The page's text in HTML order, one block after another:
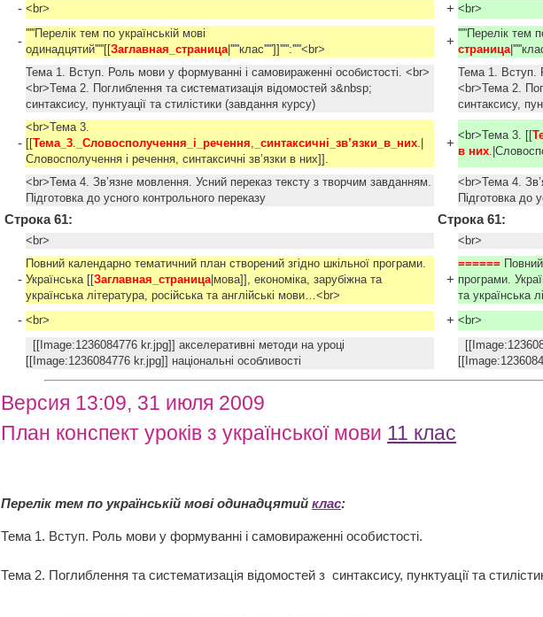
- <br> + <br>
- '''''Перелік тем по українській мові
одинадцятий'''''[[ Заглавная_страница|'''''клас''''']]''''':'''''<br>
+ '''''Перелік тем
страница
Тема 1. Вступ. Роль мови у формуванні і самовираженні особистості. <br>
<br>Тема 2. Поглиблення та систематизація відомостей з&nbsp;
синтаксису, пунктуації та стилістики (завдання курсу)
Тема 1. Вступ.
<br>Тема 2.
синтаксису,
-
<br>Тема 3.
Тема_3. _Словосполучення_і_речення, _синтаксичні_зв’язки_в_них.|
Словосполучення і речення, синтаксичні зв’язки в них]].
+ <br>Тема 3. [[
в них
<br>Тема 4. Зв’язне мовлення. Усний переказ тексту з творчим завданням.
Підготовка до усного контрольного переказу
<br>Тема 4.
Підготовка до
Строка 61: Строка 61:
<br> <br>
-
Повний календарно тематичний план створений згідно шкільної програми.
Українська [[ Заглавная_страница|мова]], економіка, зарубіжна та
українська література, російська та англійські мови…<br>
+
======
програми.
та українська
- <br> + <br>
[[Image:1236084776 kr.jpg]] акселеративні методи на уроці
[[Image:1236084776 kr.jpg]] національні особливості
Версия 13:09, 31 июля 2009
План конспект уроків з української мови 11 клас
Перелік тем по українській мові одинадцятий клас:
Тема 1. Вступ. Роль мови у формуванні і самовираженні особистості.
Тема 2. Поглиблення та систематизація відомостей з синтаксису, пунктуації та